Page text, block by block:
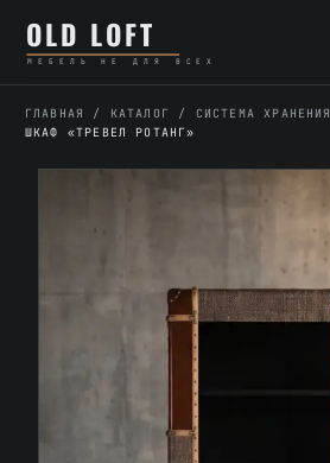
содержимому
содержимому
OLD LOFT
МЕБЕЛЬ НЕ ДЛЯ ВСЕХ
ГЛАВНАЯ / КАТАЛОГ / СИСТЕМА ХРАНЕНИЯ
ШКАФ «ТРЕВЕЛ РОТАНГ»